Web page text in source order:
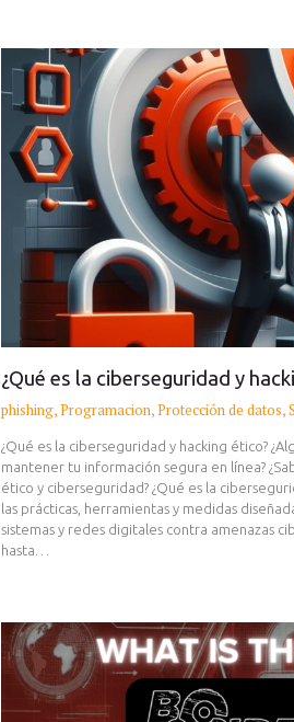
¿Qué es la ciberseguridad y
phishing,Programacion,Protección de datos,
¿Qué es la ciberseguridad y hacking ético?
mantener tu información segura en línea?
ético y ciberseguridad? ¿Qué es la
las prácticas, herramientas y medidas
sistemas y redes digitales contra amenazas
hasta…